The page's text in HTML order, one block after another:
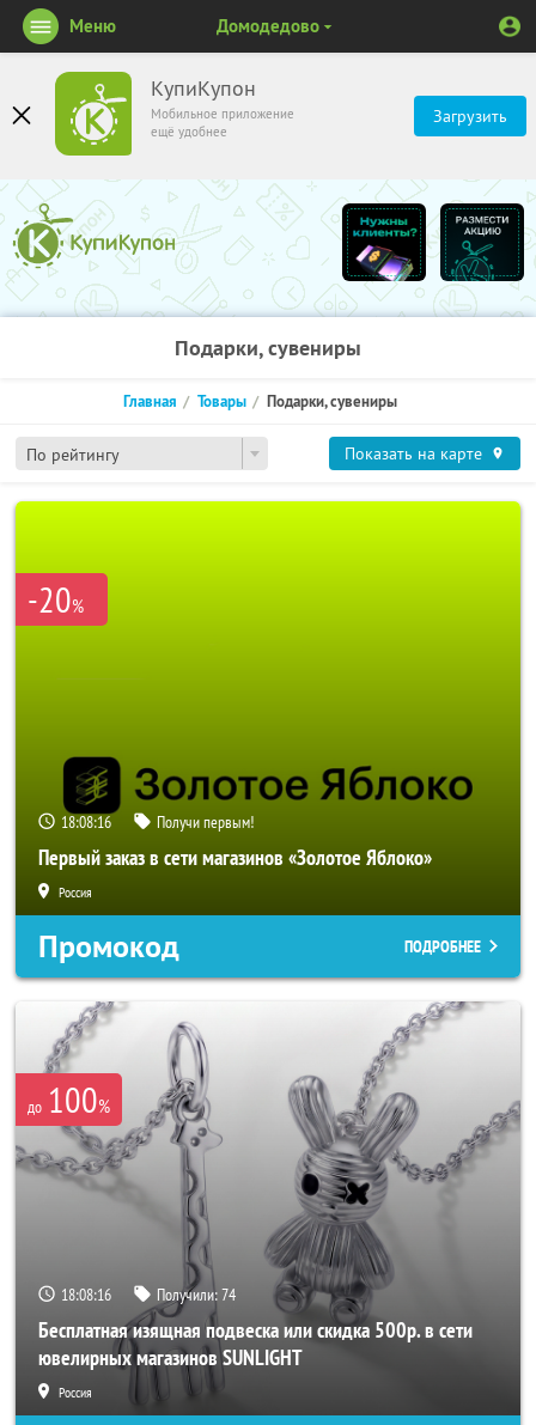
КупиКупон
Мобильное приложение
ещё удобнее
Загрузить
Меню Домодедово
Подарки, сувениры
По рейтингу
Главная Товары Подарки, сувениры
Показать на карте
-20%
18:08:16 Получи первым!
Первый заказ в сети магазинов «Золотое Яблоко»
Россия
Промокод ПОДРОБНЕЕ
до 100%
18:08:16 Получили:74
Бесплатная изящная подвеска или скидка 500р. в сети
ювелирных магазинов SUNLIGHT
Россия